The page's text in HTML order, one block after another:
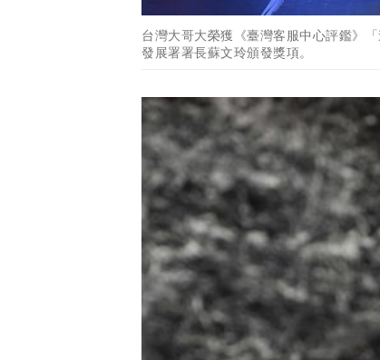
台灣大哥大榮獲《臺灣客服中心評鑑》
發展署署長蘇文玲頒發獎項。